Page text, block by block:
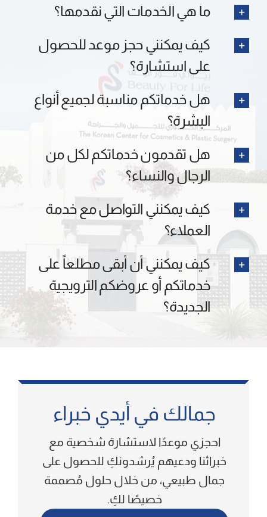
ما هي الخدمات التي نقدمها؟
كيف يمكنني حجز موعد للحصول
على استشارة؟
هل خدماتكم مناسبة لجميع أنواع
البشرة؟
هل تقدمون خدماتكم لكل من
الرجال والنساء؟
كيف يمكنني التواصل مع خدمة
العملاء؟
كيف يمكنني أن أبقى مطلعاً على
خدماتكم أو عروضكم الترويجية
الجديدة؟
جمالك في أيدي خبراء
احجزي موعدًا لاستشارة شخصية مع
خبرائنا ودعيهم يُرشدونكِ للحصول على
جمال طبيعي، من خلال حلول مُصممة
خصيصًا لكِ.